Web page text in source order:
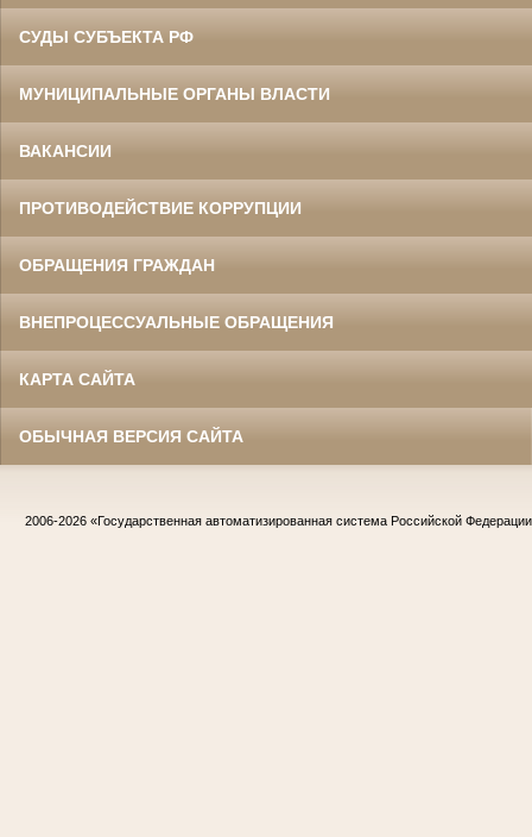
СУДЫ СУБЪЕКТА РФ
МУНИЦИПАЛЬНЫЕ ОРГАНЫ ВЛАСТИ
ВАКАНСИИ
ПРОТИВОДЕЙСТВИЕ КОРРУПЦИИ
ОБРАЩЕНИЯ ГРАЖДАН
ВНЕПРОЦЕССУАЛЬНЫЕ ОБРАЩЕНИЯ
КАРТА САЙТА
ОБЫЧНАЯ ВЕРСИЯ САЙТА
2006-2026 «Государственная автоматизированная система Российской